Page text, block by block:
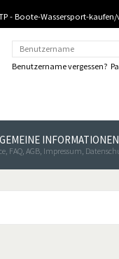
- Boote-Wassersport-kaufen/
Benutzername vergessen?
INFORMATIONEN
FAQ, AGB, Impressum,